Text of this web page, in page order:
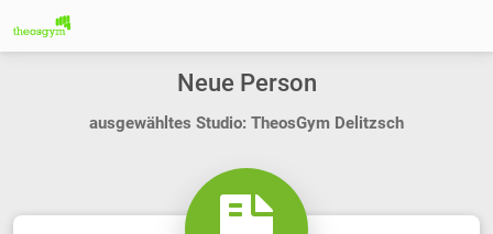
Neue Person
ausgewähltes Studio: TheosGym Delitzsch